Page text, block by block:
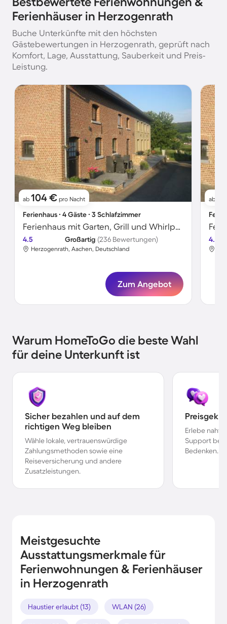
Ferienhäuser in Herzogenrath
Buche Unterkünfte mit den höchsten
Gästebewertungen in Herzogenrath, geprüft nach
Komfort, Lage, Ausstattung, Sauberkeit und Preis-
Leistung.
ab 104 € pro Nacht
Ferienhaus ∙ 4 Gäste ∙ 3 Schlafzimmer
Ferienhaus mit Garten, Grill und Whirlpool | Naturblick
4.5 Großartig (236 Bewertungen)
Herzogenrath, Aachen, Deutschland
Zum Angebot
ab
4.5
Warum HomeToGo die beste Wahl
für deine Unterkunft ist
Sicher bezahlen und auf dem
richtigen Weg bleiben
Wähle lokale, vertrauenswürdige
Zahlungsmethoden sowie eine
Reiseversicherung und andere
Zusatzleistungen.
Erlebe
Support bei
Bedenken.
Meistgesuchte
Ausstattungsmerkmale für
Ferienwohnungen & Ferienhäuser
in Herzogenrath
Haustier erlaubt (13) WLAN (26)